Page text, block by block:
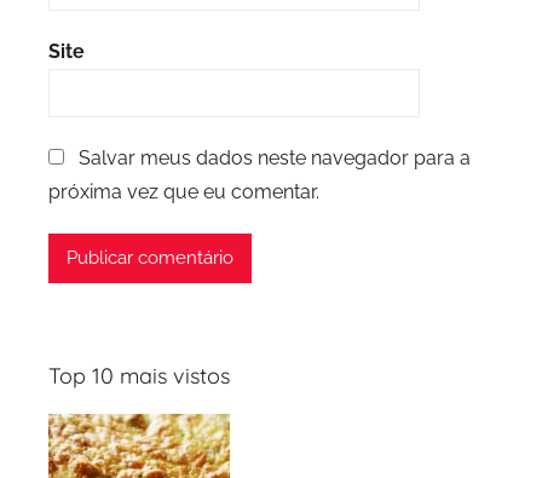
Site
Salvar meus dados neste navegador para a
próxima vez que eu comentar.
Top 10 mais vistos